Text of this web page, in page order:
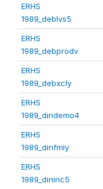
ERHS
1989_deblvs5
ERHS
1989_debprodv
ERHS
1989_debxcly
ERHS
1989_dindemo4
ERHS
1989_dinfmly
ERHS
1989_dininc5